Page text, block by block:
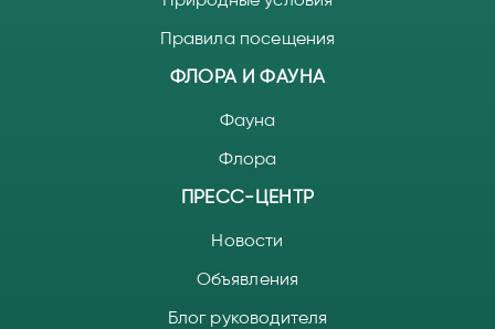
Правила посещения
ФЛОРА И ФАУНА
Фауна
Флора
ПРЕСС-ЦЕНТР
Новости
Объявления
Блог руководителя